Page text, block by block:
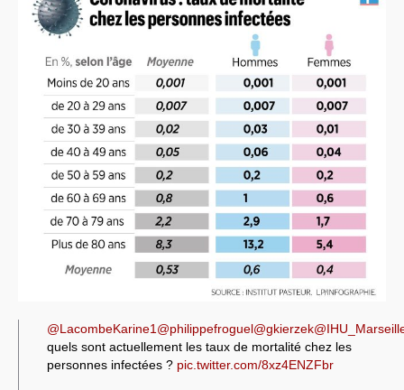
@LacombeKarine1 @philippefroguel@gkierzek
quels sont actuellement les taux de mortalité chez les
personnes infectées ? pic.twitter.com/8xz4ENZFbr